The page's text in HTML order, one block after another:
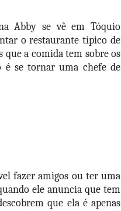
Abby se vê em Tóquio
o restaurante típico de
que a comida tem sobre os
é se tornar uma chefe de
fazer amigos ou ter uma
ele anuncia que tem
que ela é apenas